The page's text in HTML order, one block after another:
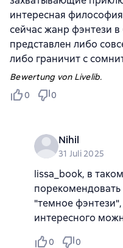
интересная
сейчас жанр фэнтези
представлен либо
либо граничит с
Bewertung von Livelib.
0
0
Nihil
31 Juli 2025
lissa_book, в
"темное
интересного
0 0